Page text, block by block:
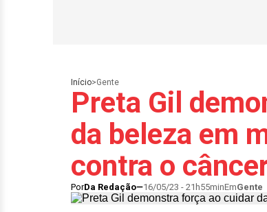
Início>Gente
Preta Gil
da beleza em
contra o
PorDa Redação 16/05/23 - 21h55minEmGente